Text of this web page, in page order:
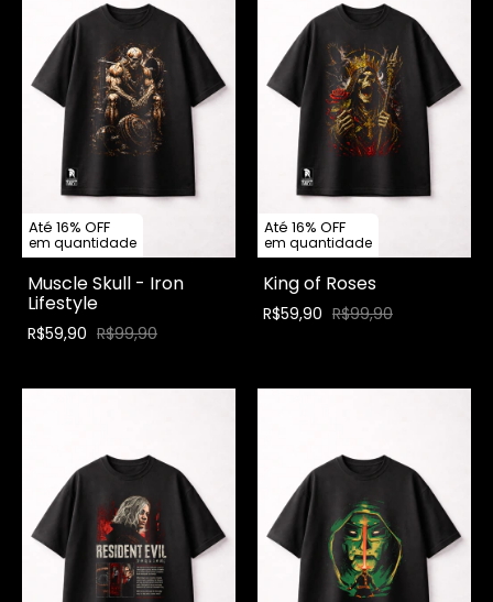
Até 16% OFF
em quantidade
Muscle Skull - Iron
Lifestyle
R$59,90 R$99,90
Até 16% OFF
em quantidade
King of Roses
R$59,90 R$99,90